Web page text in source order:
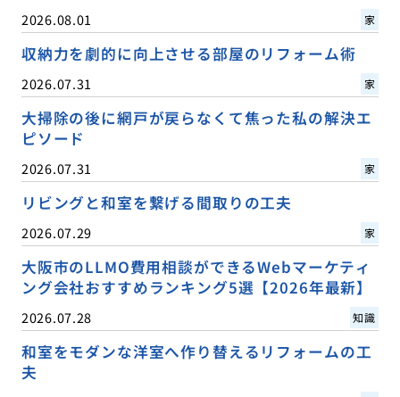
2026.08.01 家
収納力を劇的に向上させる部屋のリフォーム術
2026.07.31 家
大掃除の後に網戸が戻らなくて焦った私の解決エ
ピソード
2026.07.31 家
リビングと和室を繋げる間取りの工夫
2026.07.29 家
大阪市のLLMO費用相談ができるWebマーケティ
ング会社おすすめランキング5選【2026年最新】
2026.07.28 知識
和室をモダンな洋室へ作り替えるリフォームの工
夫